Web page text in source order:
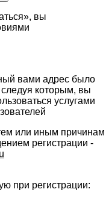
вы
вами адрес было
которым, вы
услугами
или иным причинам
регистрации -
при регистрации: